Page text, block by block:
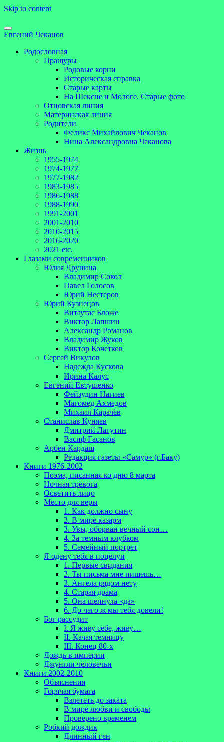
Skip to content
Евгений Чеканов
Родословная
Пращуры
Родовые корни
Историческая справка
Старые карты
На Шексне и Мологе. Старые фото
Отцовская линия
Материнская линия
Родители
Феликс Михайлович Чеканов
Нина Александровна Чеканова
Жизнь
1955-1974
1974-1977
1977-1982
1983-1985
1986-1988
1988-1990
1991-2001
2001-2010
2010-2015
2016-2020
2021 etc.
Глазами современников
Юлия Друнина
Владимир Сокол
Павел Голосов
Юрий Нестеров
Юрий Кузнецов
Витаутас Бложе
Виктор Лапшин
Александр Романов
Владимир Жуков
Виктор Кочетков
Сергей Викулов
Надежда Кускова
Ирина Калус
Евгений Евтушенко
Фейзудин Нагиев
Магомед Ахмедов
Михаил Карачёв
Станислав Куняев
Дмитрий Лагутин
Васиф Гасанов
Арбен Кардаш
Редакция газеты «Самур» (г.Баку)
Книги 1976-2002
Поэма, писанная ко дню 8 марта
Ночная тревога
Осветить лицо
Место для веры
1. Как должно сыну
2. В мире казарм
3. Увы, оборван вечный сон…
4. За темным клубком
5. Семейный портрет
Я одену тебя в поцелуи
1. Первые свидания
2. Ты письма мне пишешь…
3. Ангела рядом нету
4. Старая драма
5. Она шепнула «да»
6. До чего ж мы тебя довели!
Бог рассудит
I. Я живу себе, живу…
II. Качая темницу
III. Конец 80-х
Дождь в империи
Джунгли человечьи
Книги 2002-2010
Объяснения
Горячая бумага
Взлететь до заката
В мире любви и свободы
Проверено временем
Робкий дождик
Длинный ген